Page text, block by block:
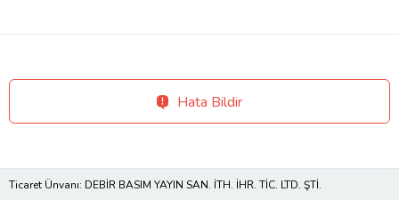
Hata Bildir
Ticaret Ünvanı: DEBİR BASIM YAYIN SAN. İTH. İHR. TİC. LTD. ŞTİ.